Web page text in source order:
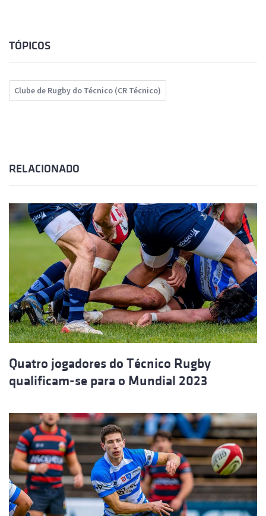
TÓPICOS
Clube de Rugby do Técnico (CR Técnico)
RELACIONADO
Quatro jogadores do Técnico Rugby
qualificam-se para o Mundial 2023